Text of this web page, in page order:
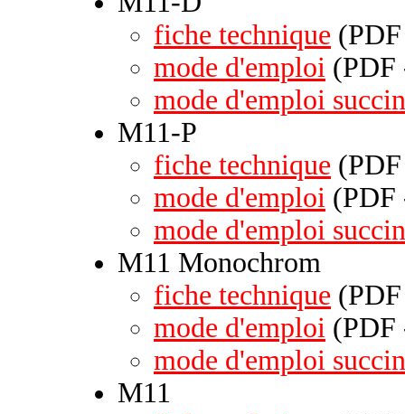
fiche technique
mode d'emploi (PDF
mode d'emploi
M11-P
fiche technique
mode d'emploi (PDF
mode d'emploi
M11 Monochrom
fiche technique
mode d'emploi (PDF
mode d'emploi
M11